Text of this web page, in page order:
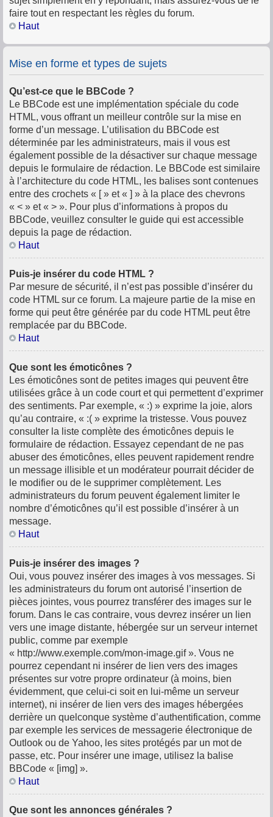
faire tout en respectant les règles du forum.
Haut
Mise en forme et types de sujets
Qu’est-ce que le BBCode ?
Le BBCode est une implémentation spéciale du code
HTML, vous offrant un meilleur contrôle sur la mise en
forme d’un message. L’utilisation du BBCode est
déterminée par les administrateurs, mais il vous est
également possible de la désactiver sur chaque message
depuis le formulaire de rédaction. Le BBCode est similaire
à l’architecture du code HTML, les balises sont contenues
entre des crochets « [ » et « ] » à la place des chevrons
« < » et « > ». Pour plus d’informations à propos du
BBCode, veuillez consulter le guide qui est accessible
depuis la page de rédaction.
Haut
Puis-je insérer du code HTML ?
Par mesure de sécurité, il n’est pas possible d’insérer du
code HTML sur ce forum. La majeure partie de la mise en
forme qui peut être générée par du code HTML peut être
remplacée par du BBCode.
Haut
Que sont les émoticônes ?
Les émoticônes sont de petites images qui peuvent être
utilisées grâce à un code court et qui permettent d’exprimer
des sentiments. Par exemple, « :) » exprime la joie, alors
qu’au contraire, « :( » exprime la tristesse. Vous pouvez
consulter la liste complète des émoticônes depuis le
formulaire de rédaction. Essayez cependant de ne pas
abuser des émoticônes, elles peuvent rapidement rendre
un message illisible et un modérateur pourrait décider de
le modifier ou de le supprimer complètement. Les
administrateurs du forum peuvent également limiter le
nombre d’émoticônes qu’il est possible d’insérer à un
message.
Haut
Puis-je insérer des images ?
Oui, vous pouvez insérer des images à vos messages. Si
les administrateurs du forum ont autorisé l’insertion de
pièces jointes, vous pourrez transférer des images sur le
forum. Dans le cas contraire, vous devrez insérer un lien
vers une image distante, hébergée sur un serveur internet
public, comme par exemple
« http://www.exemple.com/mon-image.gif ». Vous ne
pourrez cependant ni insérer de lien vers des images
présentes sur votre propre ordinateur (à moins, bien
évidemment, que celui-ci soit en lui-même un serveur
internet), ni insérer de lien vers des images hébergées
derrière un quelconque système d’authentification, comme
par exemple les services de messagerie électronique de
Outlook ou de Yahoo, les sites protégés par un mot de
passe, etc. Pour insérer une image, utilisez la balise
BBCode « [img] ».
Haut
Que sont les annonces générales ?